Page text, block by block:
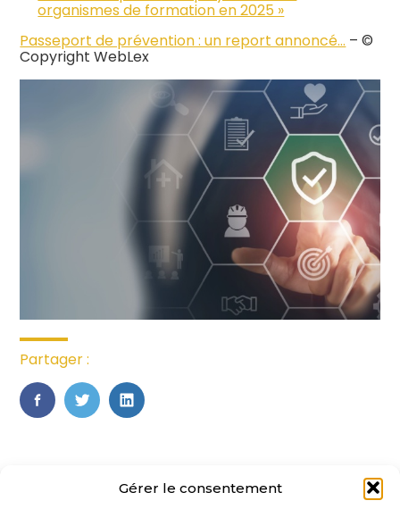
Gérer le consentement
organismes de formation en 2025 »
Passeport de prévention : un report annoncé… – ©
Copyright WebLex
Partager :
FaceBook
TwitterLinkedIn